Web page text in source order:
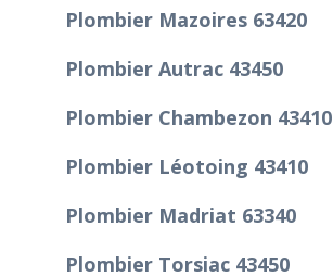
Plombier Mazoires 63420
Plombier Autrac 43450
Plombier Chambezon 43410
Plombier Léotoing 43410
Plombier Madriat 63340
Plombier Torsiac 43450